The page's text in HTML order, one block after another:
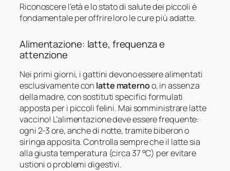
Riconoscere l’età e lo stato di salute dei piccoli è
fondamentale per offrire loro le cure più adatte.
Alimentazione: latte, frequenza e
attenzione
Nei primi giorni, i gattini devono essere alimentati
esclusivamente con latte maternoo, in assenza
della madre, con sostituti specifici formulati
apposta per i piccoli felini. Mai somministrare latte
vaccino! L’alimentazione deve essere frequente:
ogni 2-3 ore, anche di notte, tramite biberon o
siringa apposita. Controlla sempre che il latte sia
alla giusta temperatura (circa 37 °C) per evitare
ustioni o problemi digestivi.